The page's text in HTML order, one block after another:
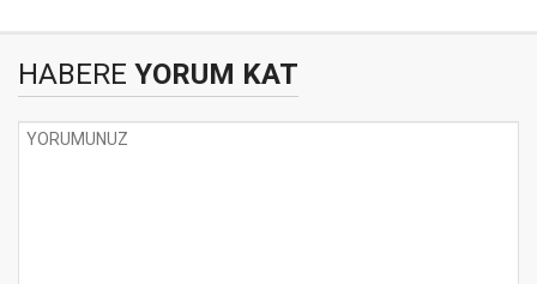
HABERE YORUM KAT